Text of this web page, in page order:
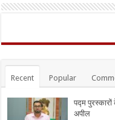
Recent Popular
पद्म
अपील